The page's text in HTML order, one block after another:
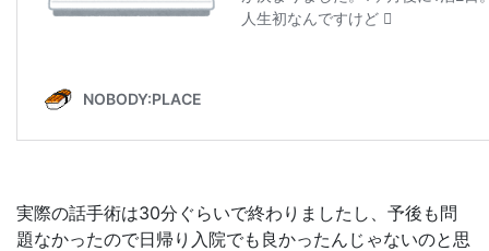
実際の話手術は30分ぐらいで終わりましたし、予後も問
題なかったので日帰り入院でも良かったんじゃないのと思